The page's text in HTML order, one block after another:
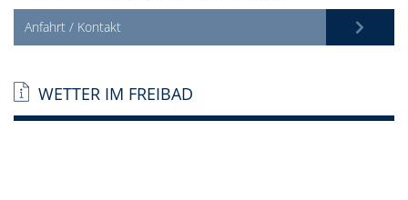
Anfahrt / Kontakt
WETTER IM FREIBAD